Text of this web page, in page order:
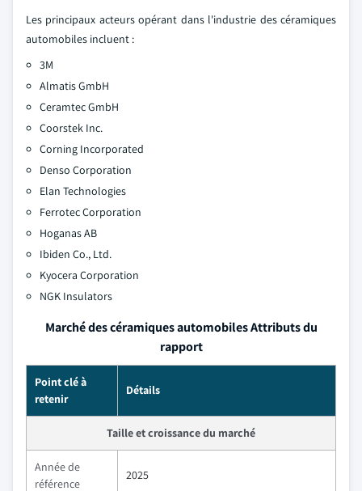
Les principaux acteurs opérant dans l'industrie des céramiques
automobiles incluent :
3M
Almatis GmbH
Ceramtec GmbH
Coorstek Inc.
Corning Incorporated
Denso Corporation
Elan Technologies
Ferrotec Corporation
Hoganas AB
Ibiden Co., Ltd.
Kyocera Corporation
NGK Insulators
Marché des céramiques automobiles Attributs du
rapport
Point clé à
retenir
Détails
Taille et croissance du marché
Année de
référence
2025